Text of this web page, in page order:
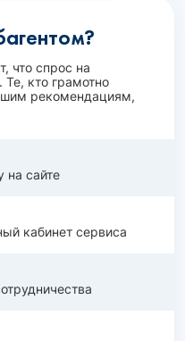
что спрос на
кто грамотно
рекомендациям,
на сайте
кабинет сервиса